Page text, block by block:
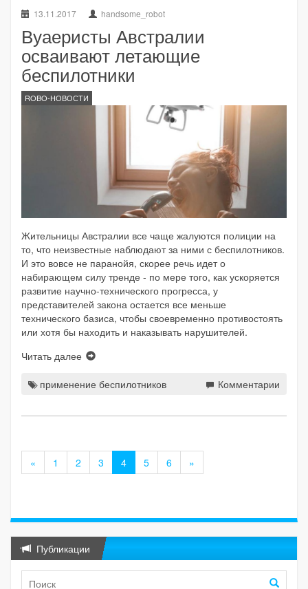
13.11.2017 handsome_robot
Вуаеристы Австралии
осваивают летающие
беспилотники
ROBO-НОВОСТИ
Жительницы Австралии все чаще жалуются полиции на
то, что неизвестные наблюдают за ними с беспилотников.
И это вовсе не паранойя, скорее речь идет о
набирающем силу тренде - по мере того, как ускоряется
развитие научно-технического прогресса, у
представителей закона остается все меньше
технического базиса, чтобы своевременно противостоять
или хотя бы находить и наказывать нарушителей.
Читать далее
применение беспилотников Комментарии
« 1 2 3 4 5 6 »
Публикации